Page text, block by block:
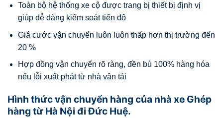
Toàn bộ hệ thống xe cộ được trang bị thiết bị định vị
giúp dễ dàng kiểm soát tiến độ
Giá cước vận chuyển luôn luôn thấp hơn thị trường đến
20 %
Hợp đồng vận chuyển rõ ràng, đền bù 100% hàng hóa
nếu lỗi xuất phát từ nhà vận tải
Hình thức vận chuyển hàng của nhà xe Ghép
hàng từ Hà Nội đi Đức Huệ.